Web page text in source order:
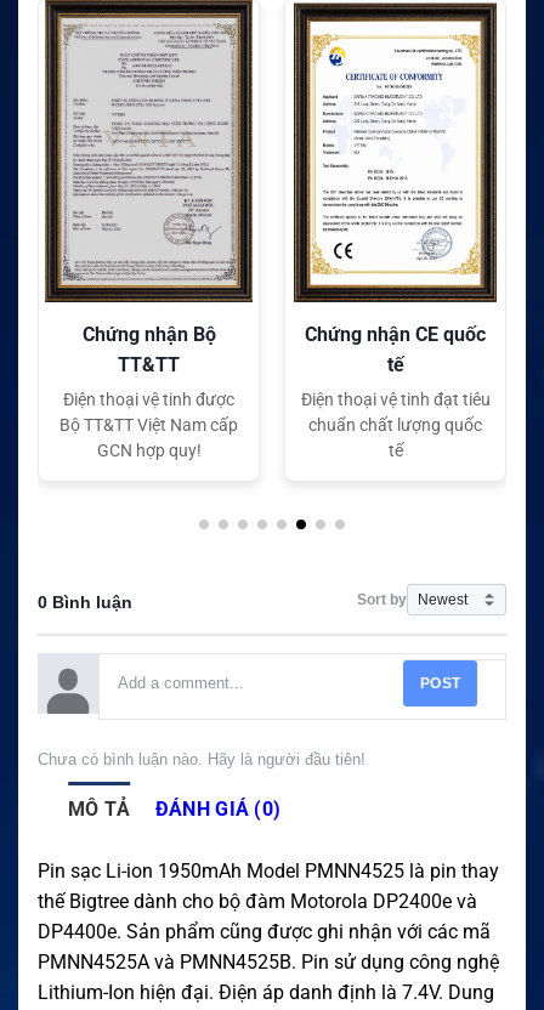
Chứng nhận Bộ
TT&TT
Điện thoại vệ tinh được
Bộ TT&TT Việt Nam cấp
GCN hợp quy!
Chứng nhận CE quốc
tế
Điện thoại vệ tinh đạt tiêu
chuẩn chất lượng quốc
tế
0 Bình luận Sort by
POST
Chưa có bình luận nào. Hãy là người đầu tiên!
MÔ TẢ ĐÁNH GIÁ (0)
Pin sạc Li-ion 1950mAh Model PMNN4525 là pin thay
thế Bigtree dành cho bộ đàm Motorola DP2400e và
DP4400e. Sản phẩm cũng được ghi nhận với các mã
PMNN4525A và PMNN4525B. Pin sử dụng công nghệ
Lithium-Ion hiện đại. Điện áp danh định là 7.4V. Dung